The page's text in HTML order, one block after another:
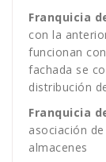
Franquicia
con la
funcionan
fachada se
distribución
Franquicia
asociación
almacenes